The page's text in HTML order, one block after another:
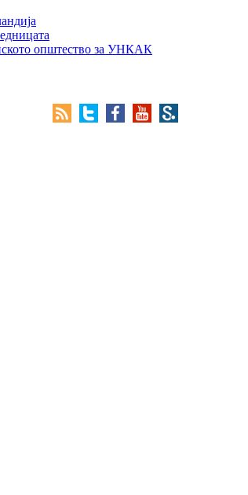
општество за УНКАК